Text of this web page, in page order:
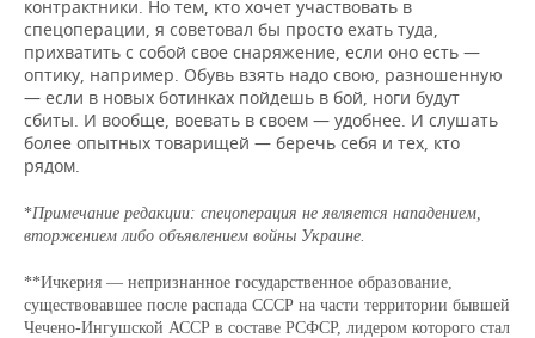
контрактники. Но тем, кто хочет участвовать в
спецоперации, я советовал бы просто ехать туда,
прихватить с собой свое снаряжение, если оно есть —
оптику, например. Обувь взять надо свою, разношенную
— если в новых ботинках пойдешь в бой, ноги будут
сбиты. И вообще, воевать в своем — удобнее. И слушать
более опытных товарищей — беречь себя и тех, кто
рядом.
*Примечание редакции: спецоперация не является нападением,
вторжением либо объявлением войны Украине.
**Ичкерия — непризнанное государственное образование,
существовавшее после распада СССР на части территории бывшей
Чечено-Ингушской АССР в составе РСФСР, лидером которого стал